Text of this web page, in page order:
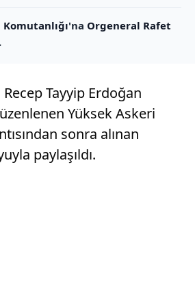
'na Orgeneral Rafet
Tayyip Erdoğan
Yüksek Askeri
sonra alınan
paylaşıldı.